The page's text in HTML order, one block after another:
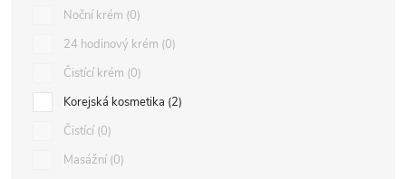
Noční krém 0
24 hodinový krém 0
Čistící krém 0
Korejská kosmetika 2
Čistící 0
Masážní 0